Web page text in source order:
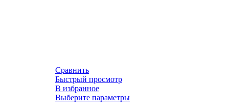
Сравнить
Быстрый просмотр
В избранное
Выберите параметры